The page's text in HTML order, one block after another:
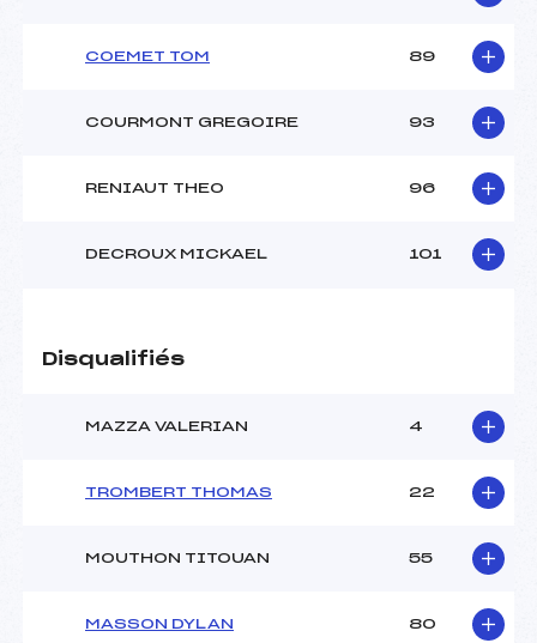
COEMET TOM 89
COURMONT GREGOIRE 93
RENIAUT THEO 96
DECROUX MICKAEL 101
Disqualifiés
MAZZA VALERIAN 4
TROMBERT THOMAS 22
MOUTHON TITOUAN 55
MASSON DYLAN 80